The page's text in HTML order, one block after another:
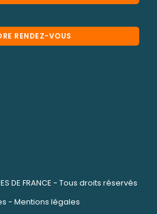
RENDEZ-VOUS
DE FRANCE - Tous droits réservés
- Mentions légales